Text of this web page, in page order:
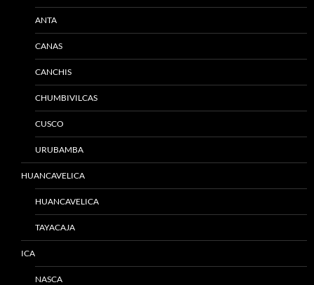
ANTA
CANAS
CANCHIS
CHUMBIVILCAS
CUSCO
URUBAMBA
HUANCAVELICA
HUANCAVELICA
TAYACAJA
ICA
NASCA